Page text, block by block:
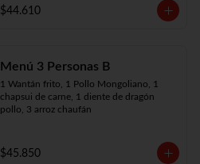
$44.610
Menú 3 Personas B
1 Wantán frito, 1 Pollo Mongoliano, 1
chapsui de carne, 1 diente de dragón
pollo, 3 arroz chaufán
$45.850